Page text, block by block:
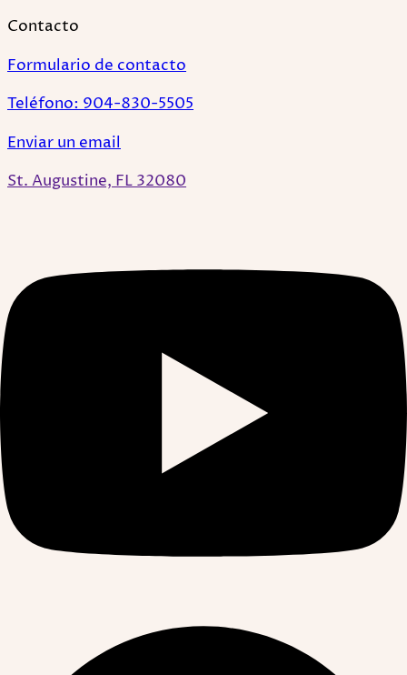
Contacto
Formulario de contacto
Teléfono: 904-830-5505
Enviar un email
St. Augustine, FL 32080